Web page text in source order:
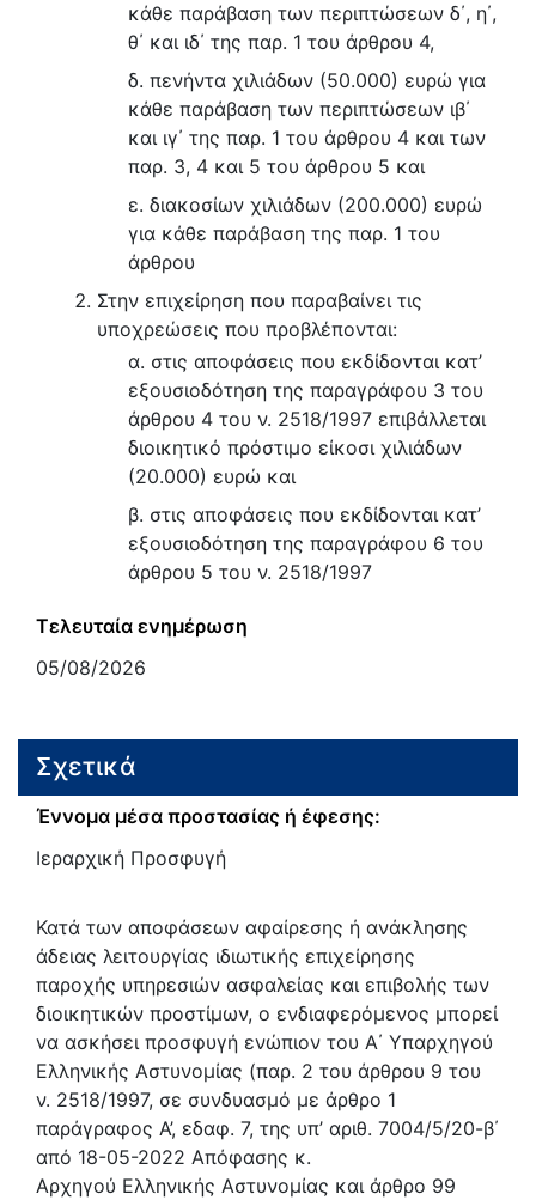
κάθε παράβαση των περιπτώσεων δ΄, η΄,
θ΄ και ιδ΄ της παρ. 1 του άρθρου 4,
δ. πενήντα χιλιάδων (50.000) ευρώ για
κάθε παράβαση των περιπτώσεων ιβ΄
και ιγ΄ της παρ. 1 του άρθρου 4 και των
παρ. 3, 4 και 5 του άρθρου 5 και
ε. διακοσίων χιλιάδων (200.000) ευρώ
για κάθε παράβαση της παρ. 1 του
άρθρου
Στην επιχείρηση που παραβαίνει τις
υποχρεώσεις που προβλέπονται:
α. στις αποφάσεις που εκδίδονται κατ’
εξουσιοδότηση της παραγράφου 3 του
άρθρου 4 του ν. 2518/1997 επιβάλλεται
διοικητικό πρόστιμο είκοσι χιλιάδων
(20.000) ευρώ και
β. στις αποφάσεις που εκδίδονται κατ’
εξουσιοδότηση της παραγράφου 6 του
άρθρου 5 του ν. 2518/1997
Τελευταία ενημέρωση
05/08/2026
Σχετικά
Έννομα μέσα προστασίας ή έφεσης:
Ιεραρχική Προσφυγή
Κατά των αποφάσεων αφαίρεσης ή ανάκλησης
άδειας λειτουργίας ιδιωτικής επιχείρησης
παροχής υπηρεσιών ασφαλείας και επιβολής των
διοικητικών προστίμων, ο ενδιαφερόμενος μπορεί
να ασκήσει προσφυγή ενώπιον του Α΄ Υπαρχηγού
Ελληνικής Αστυνομίας (παρ. 2 του άρθρου 9 του
ν. 2518/1997, σε συνδυασμό με άρθρο 1
παράγραφος Α’, εδαφ. 7, της υπ’ αριθ. 7004/5/20-β΄
από 18-05-2022 Απόφασης κ.
Αρχηγού Ελληνικής Αστυνομίας και άρθρο 99